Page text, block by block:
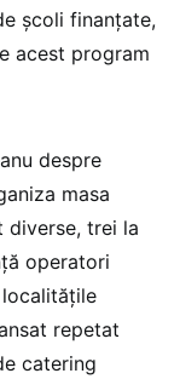
școli finanțate,
acest program
despre
masa
diverse, trei la
operatori
repetat
catering